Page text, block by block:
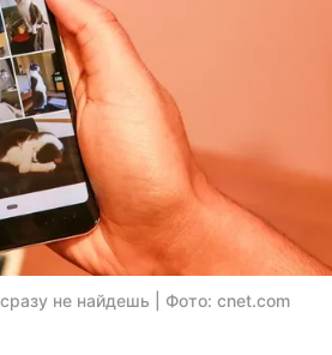
не найдешь | Фото: cnet.com